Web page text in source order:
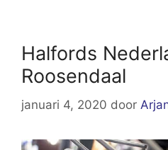
Halfords
Roosendaal
januari 4, 2020 door